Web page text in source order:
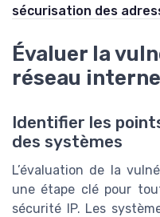
sécurisation des
Évaluer la
réseau interne
Identifier les
des systèmes
L’évaluation de la
une étape clé pour
sécurité IP. Les